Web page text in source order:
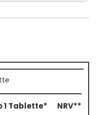
1 Tablette* NRV**